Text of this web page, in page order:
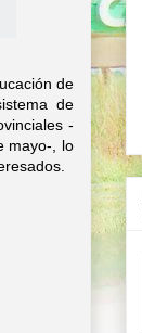
de
de
-
mayo-, lo